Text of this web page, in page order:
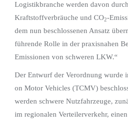
Logistikbranche werden davon
Kraftstoffverbräuche und CO2-
dem nun beschlossenen Ansatz
führende Rolle in der praxisnahen
Emissionen von schweren LKW.“
Der Entwurf der Verordnung wurde
on Motor Vehicles (TCMV)
werden schwere Nutzfahrzeuge,
im regionalen Verteilerverkehr,